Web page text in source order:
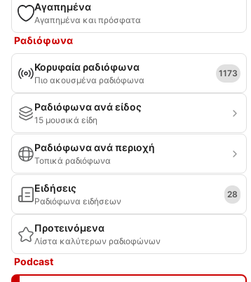
Αγαπημένα
Αγαπημένα και πρόσφατα
Ραδιόφωνα
Κορυφαία ραδιόφωνα
Πιο ακουσμένα ραδιόφωνα
1173
Ραδιόφωνα ανά είδος
15 μουσικά είδη
Ραδιόφωνα ανά περιοχή
Τοπικά ραδιόφωνα
Ειδήσεις
Ραδιόφωνα ειδήσεων
28
Προτεινόμενα
Λίστα καλύτερων ραδιοφώνων
Podcast